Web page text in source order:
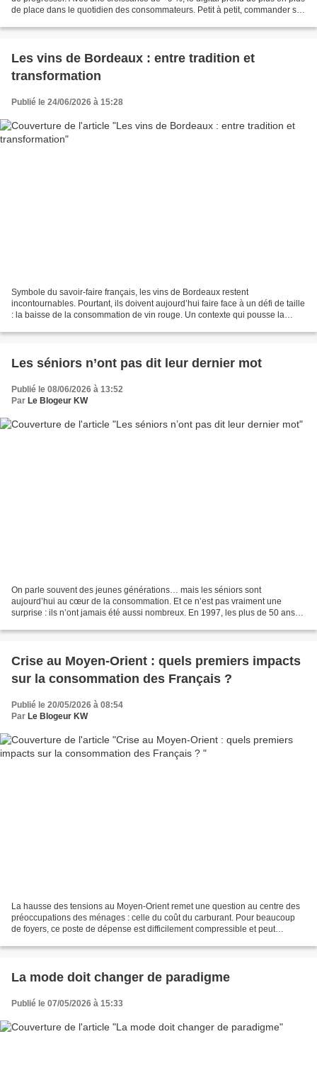
de place dans le quotidien des consommateurs. Petit à petit, commander sur
Les vins de Bordeaux : entre tradition et
transformation
Publié le 24/06/2026 à 15:28
Symbole du savoir-faire français, les vins de Bordeaux restent
incontournables. Pourtant, ils doivent aujourd’hui faire face à un défi de taille
: la baisse de la consommation de vin rouge. Un contexte qui pousse la
Les séniors n’ont pas dit leur dernier mot
Publié le 08/06/2026 à 13:52
Par Le Blogeur KW
On parle souvent des jeunes générations… mais les séniors sont
aujourd’hui au cœur de la consommation. Et ce n’est pas vraiment une
surprise : ils n’ont jamais été aussi nombreux. En 1997, les plus de 50 ans
Crise au Moyen-Orient : quels premiers impacts
sur la consommation des Français ?
Publié le 20/05/2026 à 08:54
Par Le Blogeur KW
La hausse des tensions au Moyen-Orient remet une question au centre des
préoccupations des ménages : celle du coût du carburant. Pour beaucoup
de foyers, ce poste de dépense est difficilement compressible et peut
La mode doit changer de paradigme
Publié le 07/05/2026 à 15:33